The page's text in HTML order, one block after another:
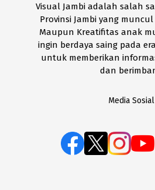
Visual Jambi adalah salah
Provinsi Jambi yang
Maupun Kreatifitas anak
ingin berdaya saing pada
untuk memberikan
dan
Media Sosial